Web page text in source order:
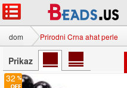
dom Prirodni Crna ahat perle
Prikaz
32